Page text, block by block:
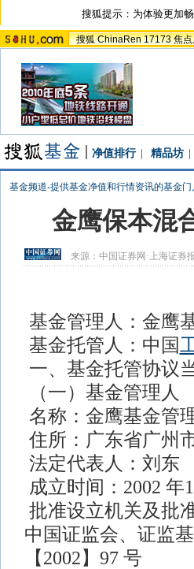
搜狐提示：为体验更加
搜狐 ChinaRen 17173 焦点
净值排行 精品坊
基金频道-提供基金净值和行情资讯的基金门
金鹰保本混
来源： 中国证券网·上海证券
基金管理人：金鹰
基金托管人：中国
一、基金托管协议
（一）基金管理人
名称：金鹰基金管
住所：广东省广州
法定代表人：刘东
成立时间：2002 年
批准设立机关及批
中国证监会、证监
【2002】97 号